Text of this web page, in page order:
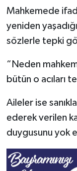
Mahkemede
yeniden
sözlerle tepki
“Neden
bütün o acıları
Aileler ise
ederek verilen
duygusunu yok